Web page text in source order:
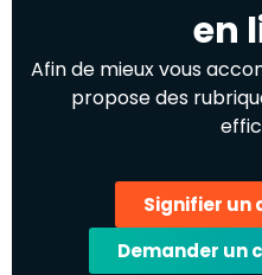
en
Afin de mieux vous
propose des
Signifier un
Demander un